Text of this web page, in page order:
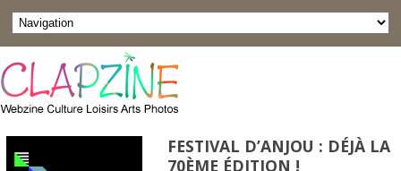
FESTIVAL D’ANJOU : DÉJÀ LA
70ÈME ÉDITION !